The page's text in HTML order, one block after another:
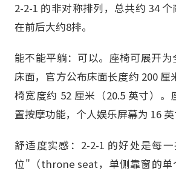
2-2-1 的非对称排列，总共约 34
在前后大约8排。
能不能平躺：可以。座椅可展开为
床面，官方公布床面长度约 200 厘
椅宽度约 52 厘米（20.5 英寸）。
置按摩功能，个人娱乐屏幕为 16 英
舒适度实感：2-2-1 的好处是每
位"（throne seat，单侧靠窗的单